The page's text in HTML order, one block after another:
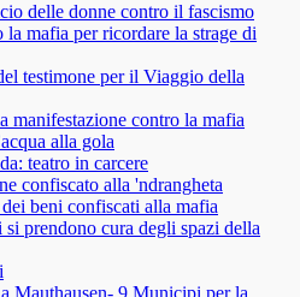
delle donne contro il fascismo
la mafia per ricordare la strage di
testimone per il Viaggio della
manifestazione contro la mafia
alla gola
teatro in carcere
confiscato alla 'ndrangheta
beni confiscati alla mafia
prendono cura degli spazi della